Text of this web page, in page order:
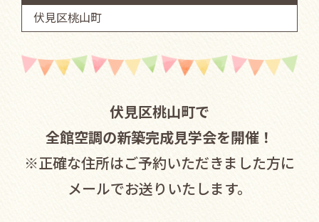
伏見区桃山町
伏見区桃山町で
全館空調の新築完成見学会を開催！
※正確な住所はご予約いただきました方に
メールでお送りいたします。